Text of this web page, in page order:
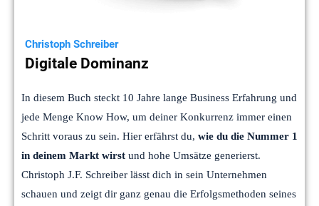
Christoph Schreiber
Digitale Dominanz
In diesem Buch steckt 10 Jahre lange Business Erfahrung und
jede Menge Know How, um deiner Konkurrenz immer einen
Schritt voraus zu sein. Hier erfährst du, wie du die Nummer 1
in deinem Markt wirst und hohe Umsätze generierst.
Christoph J.F. Schreiber lässt dich in sein Unternehmen
schauen und zeigt dir ganz genau die Erfolgsmethoden seines